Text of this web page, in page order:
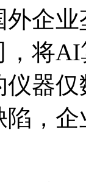
企
将
仪器
陷，